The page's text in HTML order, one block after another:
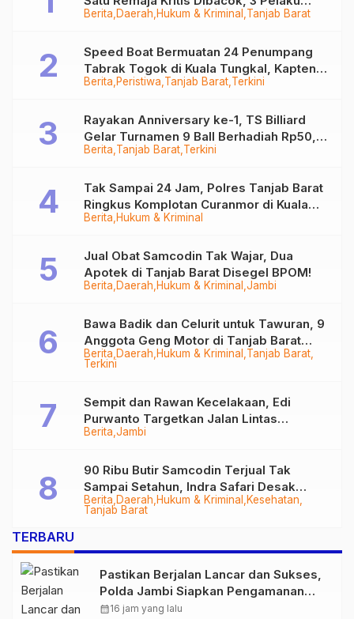
Berita Daerah Hukum & Kriminal Tanjab Barat
Ditangkap
Berita Peristiwa Tanjab Barat Terkini
Speed Boat Bermuatan 24 Penumpang
Tabrak Togok di Kuala Tungkal, Kapten
Sempat Hilang
Berita Tanjab Barat Terkini
Rayakan Anniversary ke-1, TS Billiard
Gelar Turnamen 9 Ball Berhadiah Rp50,8
Juta
Berita Hukum & Kriminal
Tak Sampai 24 Jam, Polres Tanjab Barat
Ringkus Komplotan Curanmor di Kuala
Tungkal
Berita Daerah Hukum & Kriminal Jambi
Jual Obat Samcodin Tak Wajar, Dua
Apotek di Tanjab Barat Disegel BPOM!
Berita Daerah Hukum & Kriminal Tanjab Barat
Terkini
Bawa Badik dan Celurit untuk Tawuran, 9
Anggota Geng Motor di Tanjab Barat
Diringkus
Berita Jambi
Sempit dan Rawan Kecelakaan, Edi
Purwanto Targetkan Jalan Lintas
Tungkal-Jambi Mulus di 2028
Berita Daerah Hukum & Kriminal
Kesehatan
Tanjab Barat
90 Ribu Butir Samcodin Terjual Tak
Sampai Setahun, Indra Safari Desak
Audit Menyeluruh
TERBARU
Pastikan Berjalan Lancar dan Sukses,
Polda Jambi Siapkan Pengamanan
Berlapis untuk 8.750 Pelari, 1.848
calendar_month16 jam yang lalu